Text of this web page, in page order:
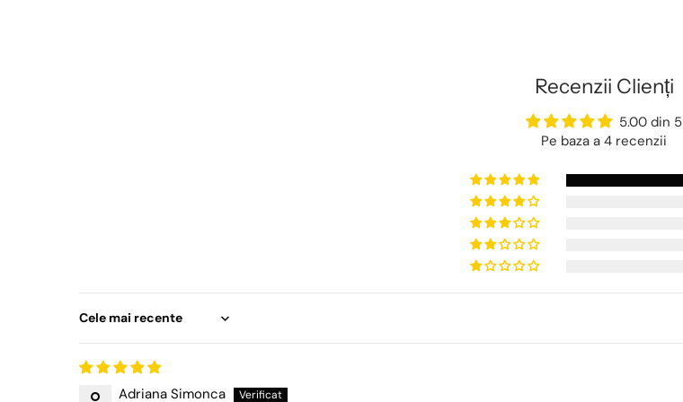
Recenzii Clienți
5.00 din 5
Pe baza a 4 recenzii
Sort by
Adriana Simonca